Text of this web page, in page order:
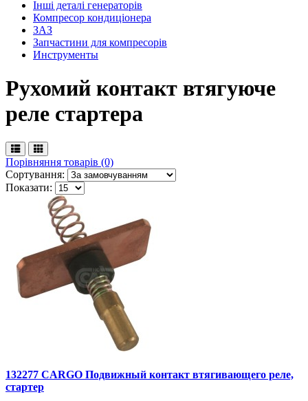
Інші деталі генераторів
Компресор кондиціонера
ЗАЗ
Запчастини для компресорів
Инструменты
Рухомий контакт втягуюче
реле стартера
Порівняння товарів (0)
Сортування:
Показати:
132277 CARGO Подвижный контакт втягивающего реле,
стартер